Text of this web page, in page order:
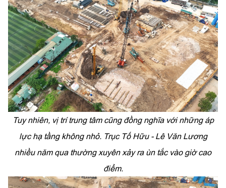
Tuy nhiên, vị trí trung tâm cũng đồng nghĩa với những áp
lực hạ tầng không nhỏ. Trục Tố Hữu - Lê Văn Lương
nhiều năm qua thường xuyên xảy ra ùn tắc vào giờ cao
điểm.